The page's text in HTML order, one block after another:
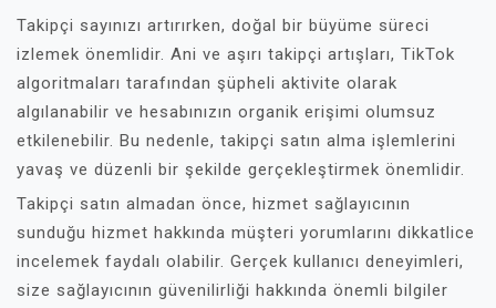
Takipçi sayınızı artırırken, doğal bir büyüme süreci
izlemek önemlidir. Ani ve aşırı takipçi artışları, TikTok
algoritmaları tarafından şüpheli aktivite olarak
algılanabilir ve hesabınızın organik erişimi olumsuz
etkilenebilir. Bu nedenle, takipçi satın alma işlemlerini
yavaş ve düzenli bir şekilde gerçekleştirmek önemlidir.
Takipçi satın almadan önce, hizmet sağlayıcının
sunduğu hizmet hakkında müşteri yorumlarını dikkatlice
incelemek faydalı olabilir. Gerçek kullanıcı deneyimleri,
size sağlayıcının güvenilirliği hakkında önemli bilgiler